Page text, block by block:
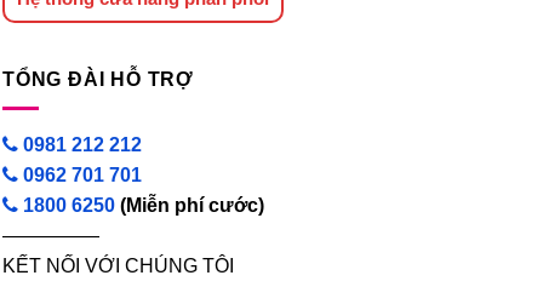
TỔNG ĐÀI HỖ TRỢ
0981 212 212
0962 701 701
1800 6250 (Miễn phí cước)
—————
KẾT NỐI VỚI CHÚNG TÔI